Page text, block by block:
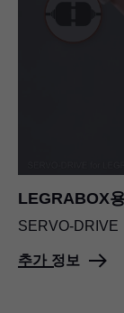
LEGRABOX
SERVO-DRIVE
추가 정보